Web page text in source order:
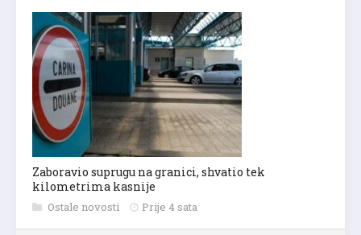
Zaboravio suprugu na granici, shvatio tek
kilometrima kasnije
Ostale novosti Prije 4 sata